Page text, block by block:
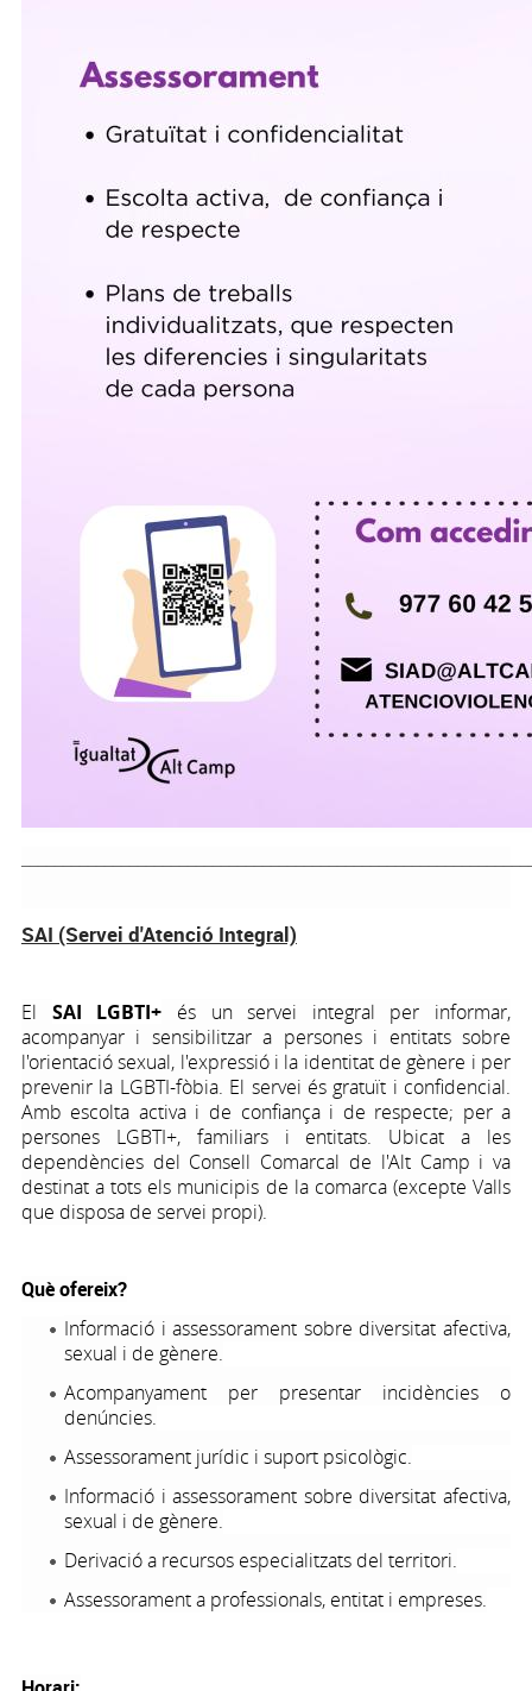
SAI (Servei d'Atenció Integral)
El SAI LGBTI+ és un servei integral per informar,
acompanyar i sensibilitzar a persones i entitats sobre
l'orientació sexual, l'expressió i la identitat de gènere i per
prevenir la LGBTI-fòbia. El servei és gratuït i confidencial.
Amb escolta activa i de confiança i de respecte; per a
persones LGBTI+, familiars i entitats. Ubicat a les
dependències del Consell Comarcal de l'Alt Camp i va
destinat a tots els municipis de la comarca (excepte Valls
que disposa de servei propi).
Què ofereix?
Informació i assessorament sobre diversitat afectiva,
sexual i de gènere.
Acompanyament per presentar incidències o
denúncies.
Assessorament jurídic i suport psicològic.
Informació i assessorament sobre diversitat afectiva,
sexual i de gènere.
Derivació a recursos especialitzats del territori.
Assessorament a professionals, entitat i empreses.